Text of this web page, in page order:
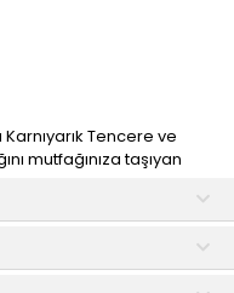
Tencere ve
mutfağınıza taşıyan
kolaylıkla
yüzeyiyle mutfakta işinizi
ile gönül rahatlığıyla